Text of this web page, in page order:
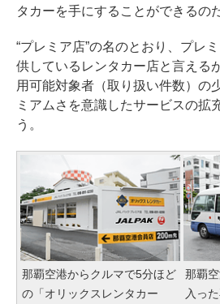
タカーを手にすることができるのだ
“プレミア店”の名のとおり、プレ
供しているレンタカー店と言える
用可能対象者（取り扱い件数）の
ミアムさを意識したサービスの拡
う。
那覇空港からクルマで5分ほど
の「オリックスレンタカー
那覇
入っ